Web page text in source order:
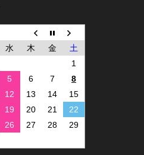
水 木 金
土
1
5 6 7
8
12 13 14
15
19 20 21
22
26 27 28
29